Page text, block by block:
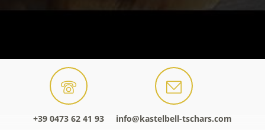
+39 0473 62 41 93 info@kastelbell-tschars.com